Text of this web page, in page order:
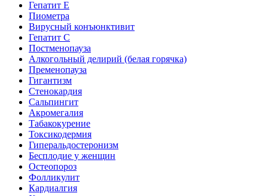
Гепатит E
Пиометра
Вирусный конъюнктивит
Гепатит C
Постменопауза
Алкогольный делирий (белая горячка)
Пременопауза
Гигантизм
Стенокардия
Сальпингит
Акромегалия
Табакокурение
Токсикодермия
Гиперальдостеронизм
Бесплодие у женщин
Остеопороз
Фолликулит
Кардиалгия